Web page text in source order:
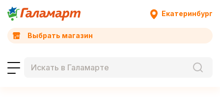
Екатеринбург
Выбрать магазин